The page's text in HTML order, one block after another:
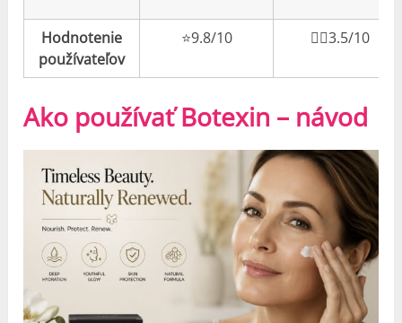
Hodnotenie
používateľov
⭐️9.8/10 👎🏼3.5/10
Ako používať Botexin – návod